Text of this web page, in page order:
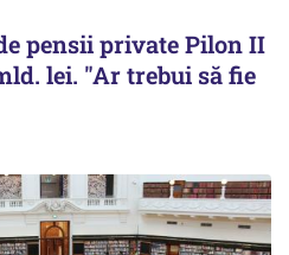
pensii private Pilon II
lei. "Ar trebui să fie